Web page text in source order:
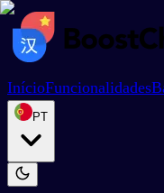
InícioFuncionalidades
PT